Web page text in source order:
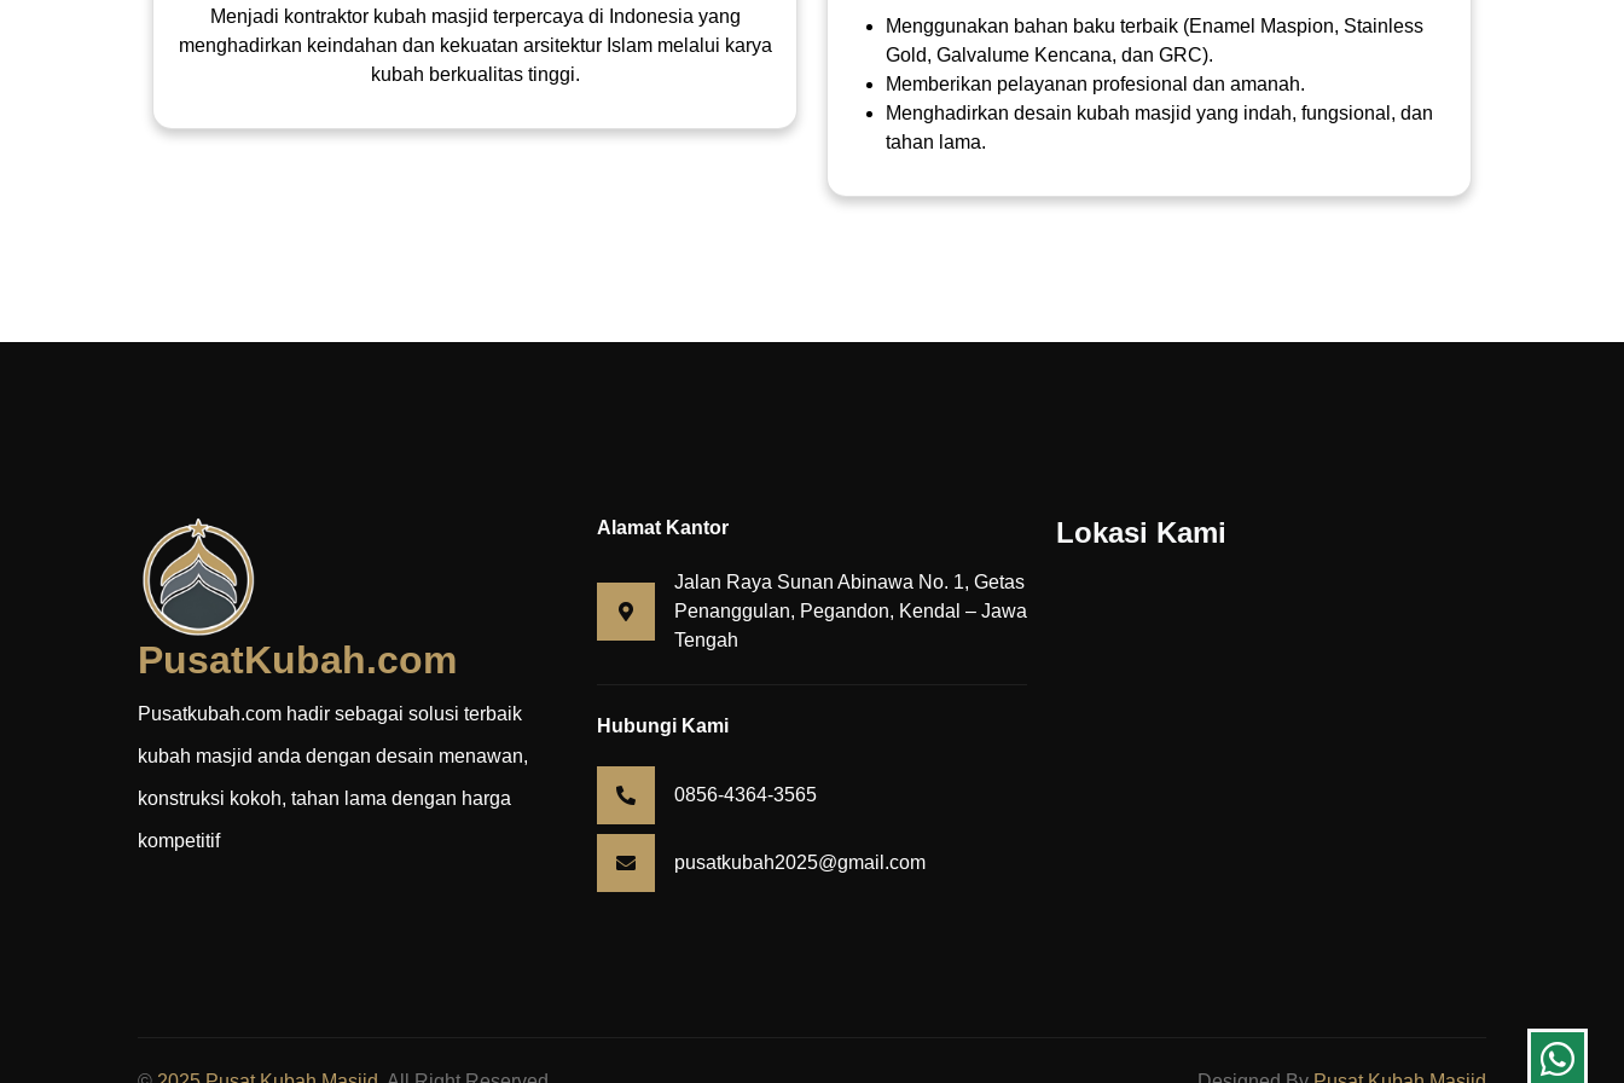
Menjadi kontraktor kubah masjid terpercaya di Indonesia yang
menghadirkan keindahan dan kekuatan arsitektur Islam melalui karya
kubah berkualitas tinggi.
Menggunakan bahan baku terbaik (Enamel Maspion, Stainless
Gold, Galvalume Kencana, dan GRC).
Memberikan pelayanan profesional dan amanah.
Menghadirkan desain kubah masjid yang indah, fungsional, dan
tahan lama.
PusatKubah.com
Pusatkubah.com hadir sebagai solusi terbaik
kubah masjid anda dengan desain menawan,
konstruksi kokoh, tahan lama dengan harga
kompetitif
Alamat Kantor
Jalan Raya Sunan Abinawa No. 1, Getas
Penanggulan, Pegandon, Kendal – Jawa
Tengah
Hubungi Kami
0856-4364-3565
pusatkubah2025@gmail.com
Lokasi Kami